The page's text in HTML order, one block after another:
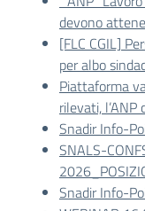
devono
[FLC CGIL]
per albo
Piattaforma
rilevati,
Snadir Info-
SNALS-
Snadir Info-